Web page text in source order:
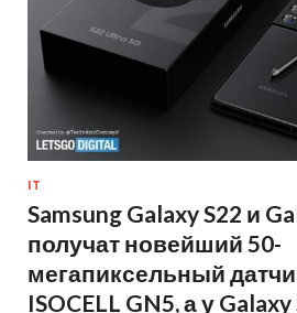
IT
Samsung Galaxy S22 и
получат новейший 50-
мегапиксельный
ISOCELL GN5, а у